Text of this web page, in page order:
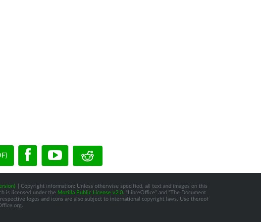
| Copyright information: Unless otherwise specified, all text and images on this
is licensed under the Mozilla Public License v2.0. “LibreOffice” and “The Document
logos and icons are also subject to international copyright laws. Use thereof